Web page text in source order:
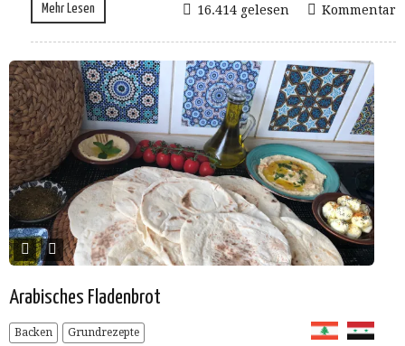
Mehr Lesen Kommentar
16.414 gelesen
Arabisches Fladenbrot
Backen Grundrezepte